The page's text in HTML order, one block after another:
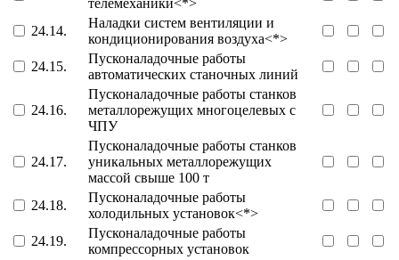
телемеханики<*>
24.14.
Наладки систем вентиляции и
кондиционирования воздуха<*>
24.15.
Пусконаладочные работы
автоматических станочных линий
24.16.
Пусконаладочные работы станков
металлорежущих многоцелевых с
ЧПУ
24.17.
Пусконаладочные работы станков
уникальных металлорежущих
массой свыше 100 т
24.18.
Пусконаладочные работы
холодильных установок<*>
24.19.
Пусконаладочные работы
компрессорных установок